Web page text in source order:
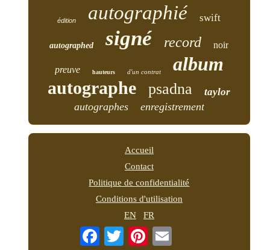
édition autographié swift
autographed signé record noir
preuve hauteurs d'un contrat album
autographe psadna taylor
autographes enregistrement
Accueil
Contact
Politique de confidentialité
Conditions d'utilisation
EN
FR
Email